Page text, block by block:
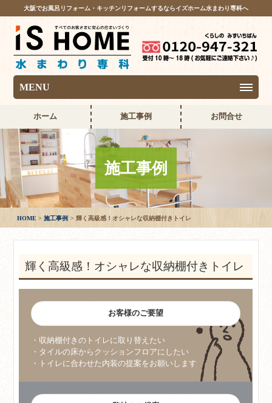
大阪でお風呂リフォーム・キッチンリフォームするならイズホーム水まわり専科へ
MENU
ホーム 施工事例 お問合せ
施工事例
HOME 施工事例 輝く高級感！オシャレな収納棚付きトイレ
輝く高級感！オシャレな収納棚付きトイレ
お客様のご要望
・収納棚付きのトイレに取り替えたい
・タイルの床からクッションフロアにしたい
・トイレに合わせた内装の提案をお願いします